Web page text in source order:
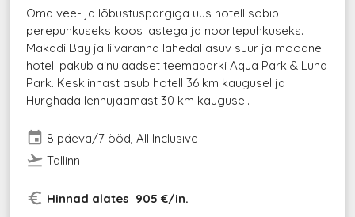
Oma vee- ja lõbustuspargiga uus hotell sobib
perepuhkuseks koos lastega ja noortepuhkuseks.
Makadi Bay ja liivaranna lähedal asuv suur ja moodne
hotell pakub ainulaadset teemaparki Aqua Park & Luna
Park. Kesklinnast asub hotell 36 km kaugusel ja
Hurghada lennujaamast 30 km kaugusel.
event 8 päeva/7 ööd, All Inclusive
flight_takeoff Tallinn
euro_symbol Hinnad alates 905 €/in.